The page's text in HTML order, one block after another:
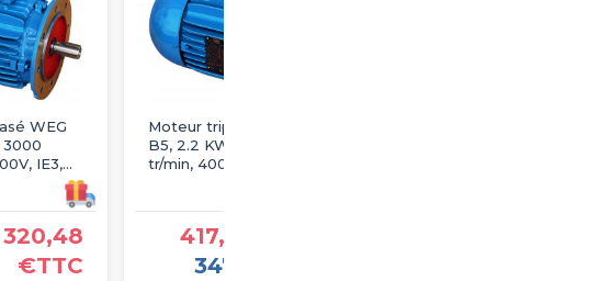
WEG
3000
IE3,
320,48
€TTC
Moteur triphasé WEG
B5, 2.2 KW, 3000
tr/min, 400/690V, IE3,
417,25 €TTC
347,71 €HT